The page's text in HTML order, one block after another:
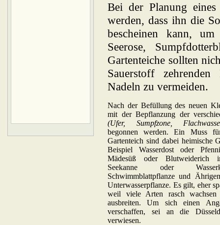
Bei der Planung eines
werden, dass ihn die
bescheinen kann,
Seerose,
Gartenteiche sollten
Sauerstoff
Nadeln zu vermeiden.
Nach der Befüllung des neuen
mit der Bepflanzung der
(Ufer, Sumpfzone,
begonnen werden. Ein Muss
Gartenteich sind dabei heimische
Beispiel Wasserdost oder
Mädesüß oder Blutweiderich
Seekanne oder
Schwimmblattpflanze und
Unterwasserpflanze. Es gilt, eher
weil viele Arten rasch
ausbreiten. Um sich einen
verschaffen, sei an die
verwiesen.